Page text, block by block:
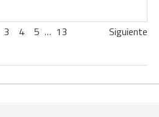
3 4 5 … 13 Siguiente